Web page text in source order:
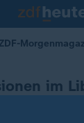
ZDF-
im
Brühl